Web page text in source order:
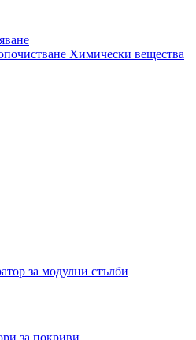
Химически вещества
за модулни стълби